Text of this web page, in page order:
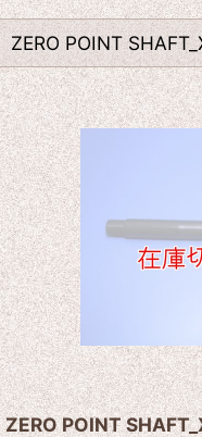
ZERO POINT
ZERO POINT